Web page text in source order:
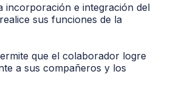
incorporación e integración del
sus funciones de la
que el colaborador logre
a sus compañeros y los